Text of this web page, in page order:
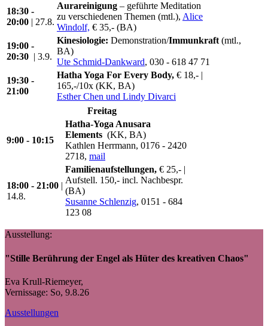
18:30 -
20:00 | 27.8.
Aurareinigung – geführte Meditation
zu verschiedenen Themen (mtl.), Alice
Windolf, € 35,- (BA)
19:00 -
20:30 | 3.9.
Kinesiologie: Demonstration/Immunkraft (mtl.,
BA)
Ute Schmid-Dankward, 030 - 618 47 71
19:30 -
21:00
Hatha Yoga For Every Body, € 18,- |
165,-/10x (KK, BA)
Esther Chen und Lindy Divarci
Freitag
9:00 - 10:15
Hatha-Yoga Anusara
Elements (KK, BA)
Kathlen Herrmann, 0176 - 2420
2718, mail
18:00 - 21:00 |
14.8.
Familienaufstellungen, € 25,- |
Aufstell. 150,- incl. Nachbespr.
(BA)
Susanne Schlenzig, 0151 - 684
123 08
Ausstellung:
"Stille Berührung der Engel als Hüter des kreativen Chaos"
Eva Krull-Riemeyer,
Vernissage: So, 9.8.26
Ausstellungen